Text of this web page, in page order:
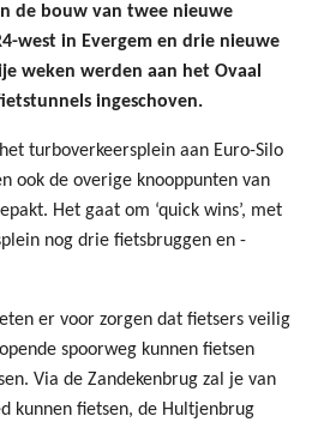
de bouw van twee nieuwe
west in Evergem en drie nieuwe
weken werden aan het Ovaal
ingeschoven.
turboverkeersplein aan Euro-Silo
ook de overige knooppunten van
Het gaat om ‘quick wins’, met
nog drie fietsbruggen en -
er voor zorgen dat fietsers veilig
spoorweg kunnen fietsen
Via de Zandekenbrug zal je van
kunnen fietsen, de Hultjenbrug